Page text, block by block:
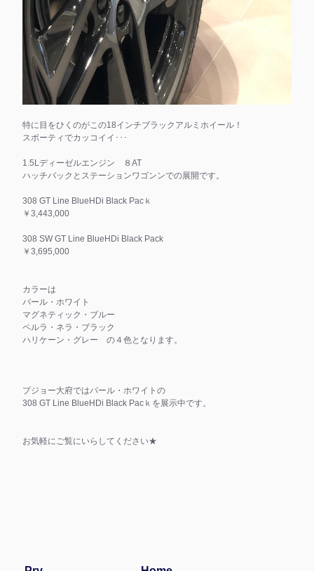
特に目をひくのがこの18インチブラックアルミホイール！
スポーティでカッコイイ･･･
1.5Lディーゼルエンジン ８AT
ハッチバックとステーションワゴンンでの展開です。
308 GT Line BlueHDi Black Pacｋ
￥3,443,000
308 SW GT Line BlueHDi Black Pack
￥3,695,000
カラーは
パール・ホワイト
マグネティック・ブルー
ペルラ・ネラ・ブラック
ハリケーン・グレー の４色となります。
プジョー大府ではパール・ホワイトの
308 GT Line BlueHDi Black Pacｋを展示中です。
お気軽にご覧にいらしてください★